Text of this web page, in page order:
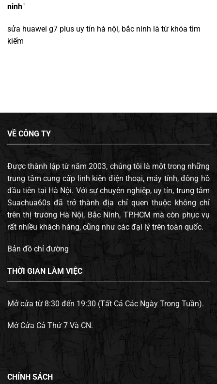
ninh"
sửa huawei g7 plus uy tín hà nội, bắc ninh là từ khóa tìm
kiếm
VỀ CÔNG TY
Được thành lập từ năm 2003, chúng tôi là một trong những
trung tâm cung cấp linh kiện điện thoại, máy tính, đông hồ
đầu tiên tại Hà Nội. Với sự chuyên nghiệp, uy tín, trung tâm
Suachua60s đã trở thành địa chỉ quen thuộc không chỉ
trên thị trường Hà Nội, Bắc Ninh, TP.HCM mà còn phục vụ
rất nhiều khách hàng, cũng như các đại lý trên toàn quốc.
Bản đồ chỉ đường
THỜI GIAN LÀM VIỆC
Mở cửa từ 8:30 đến 19:30 (Tất Cả Các Ngày Trong Tuần).
Mở Cửa Cả Thứ 7 Và CN.
CHÍNH SÁCH